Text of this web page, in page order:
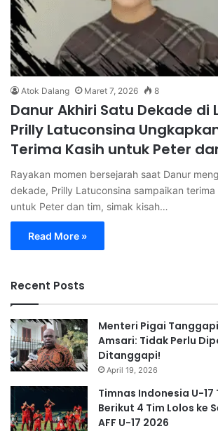
Atok Dalang Maret 7, 2026 8
Danur Akhiri Satu Dekade di
Prilly Latuconsina
Terima Kasih untuk Peter
Rayakan momen bersejarah saat Danur
dekade, Prilly Latuconsina sampaikan terima
untuk Peter dan tim, simak kisah…
Read More »
Recent Posts
Menteri Pigai
Amsari: Tidak Perlu
Ditanggapi!
April 19, 2026
Timnas Indonesia U-
Berikut 4 Tim Lolos ke
AFF U-17 2026